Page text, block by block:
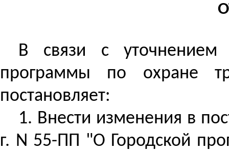
В связи с уточнением
программы по охране
постановляет:
1. Внести изменения в
г. N 55-ПП "О Городской